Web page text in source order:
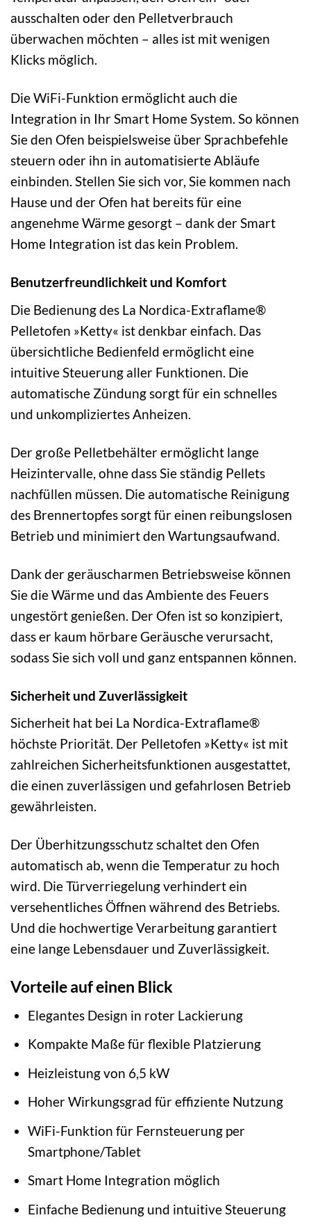
ausschalten oder den Pelletverbrauch
überwachen möchten – alles ist mit wenigen
Klicks möglich.
Die WiFi-Funktion ermöglicht auch die
Integration in Ihr Smart Home System. So können
Sie den Ofen beispielsweise über Sprachbefehle
steuern oder ihn in automatisierte Abläufe
einbinden. Stellen Sie sich vor, Sie kommen nach
Hause und der Ofen hat bereits für eine
angenehme Wärme gesorgt – dank der Smart
Home Integration ist das kein Problem.
Benutzerfreundlichkeit und Komfort
Die Bedienung des La Nordica-Extraflame®
Pelletofen »Ketty« ist denkbar einfach. Das
übersichtliche Bedienfeld ermöglicht eine
intuitive Steuerung aller Funktionen. Die
automatische Zündung sorgt für ein schnelles
und unkompliziertes Anheizen.
Der große Pelletbehälter ermöglicht lange
Heizintervalle, ohne dass Sie ständig Pellets
nachfüllen müssen. Die automatische Reinigung
des Brennertopfes sorgt für einen reibungslosen
Betrieb und minimiert den Wartungsaufwand.
Dank der geräuscharmen Betriebsweise können
Sie die Wärme und das Ambiente des Feuers
ungestört genießen. Der Ofen ist so konzipiert,
dass er kaum hörbare Geräusche verursacht,
sodass Sie sich voll und ganz entspannen können.
Sicherheit und Zuverlässigkeit
Sicherheit hat bei La Nordica-Extraflame®
höchste Priorität. Der Pelletofen »Ketty« ist mit
zahlreichen Sicherheitsfunktionen ausgestattet,
die einen zuverlässigen und gefahrlosen Betrieb
gewährleisten.
Der Überhitzungsschutz schaltet den Ofen
automatisch ab, wenn die Temperatur zu hoch
wird. Die Türverriegelung verhindert ein
versehentliches Öffnen während des Betriebs.
Und die hochwertige Verarbeitung garantiert
eine lange Lebensdauer und Zuverlässigkeit.
Vorteile auf einen Blick
Elegantes Design in roter Lackierung
Kompakte Maße für flexible Platzierung
Heizleistung von 6,5 kW
Hoher Wirkungsgrad für effiziente Nutzung
WiFi-Funktion für Fernsteuerung per
Smartphone/Tablet
Smart Home Integration möglich
Einfache Bedienung und intuitive Steuerung